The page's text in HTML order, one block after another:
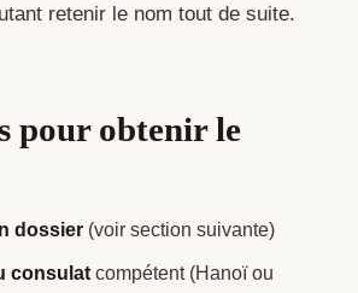
retenir le nom tout de suite.
pour obtenir le
dossier (voir section suivante)
consulat compétent (Hanoï ou